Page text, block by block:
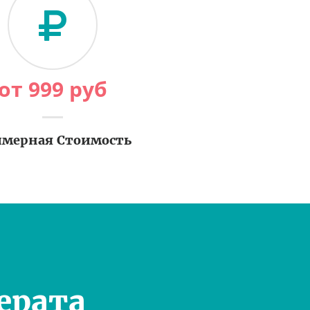
999 руб
Стоимость